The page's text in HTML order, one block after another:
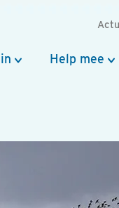
Help mee